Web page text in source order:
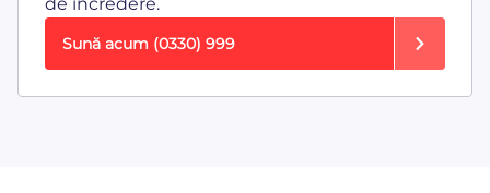
de încredere.
Sună acum (0330) 999